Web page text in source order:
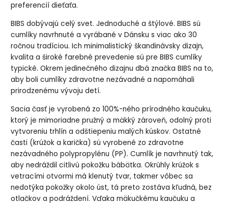
preferencií dieťaťa.
BIBS dobývajú celý svet. Jednoduché a štýlové. BIBS sú
cumlíky navrhnuté a vyrábané v Dánsku s viac ako 30
ročnou tradíciou. Ich minimalistický škandinávsky dizajn,
kvalita a široké farebné prevedenie sú pre BIBS cumlíky
typické. Okrem jedinečného dizajnu dbá značka BIBS na to,
aby boli cumlíky zdravotne nezávadné a napomáhali
prirodzenému vývoju detí.
Sacia časť je vyrobená zo 100%-ného prírodného kaučuku,
ktorý je mimoriadne pružný a mäkký zároveň, odolný proti
vytvoreniu trhlín a odštiepeniu malých kúskov. Ostatné
časti (krúžok a karička) sú vyrobené zo zdravotne
nezávadného polypropylénu (PP). Cumlík je navrhnutý tak,
aby nedráždil citlivú pokožku bábätka. Okrúhly krúžok s
vetracími otvormi má klenutý tvar, takmer vôbec sa
nedotýka pokožky okolo úst, tá preto zostáva kľudná, bez
otlačkov a podráždení. Vďaka mäkučkému kaučuku a